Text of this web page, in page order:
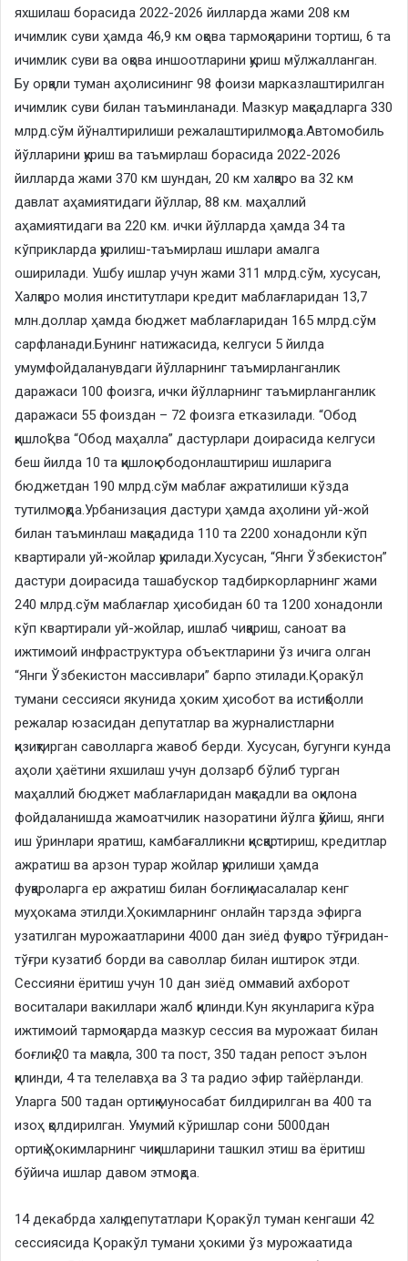
яхшилаш борасида 2022-2026 йилларда жами 208 км
ичимлик суви ҳамда 46,9 км оқова тармоқларини тортиш, 6 та
ичимлик суви ва оқова иншоотларини қуриш мўлжалланган.
Бу орқали туман аҳолисининг 98 фоизи марказлаштирилган
ичимлик суви билан таъминланади. Мазкур мақсадларга 330
млрд.сўм йўналтирилиши режалаштирилмоқда.Автомобиль
йўлларини қуриш ва таъмирлаш борасида 2022-2026
йилларда жами 370 км шундан, 20 км халқаро ва 32 км
давлат аҳамиятидаги йўллар, 88 км. маҳаллий
аҳамиятидаги ва 220 км. ички йўлларда ҳамда 34 та
кўприкларда қурилиш-таъмирлаш ишлари амалга
оширилади. Ушбу ишлар учун жами 311 млрд.сўм, хусусан,
Халқаро молия институтлари кредит маблағларидан 13,7
млн.доллар ҳамда бюджет маблағларидан 165 млрд.сўм
сарфланади.Бунинг натижасида, келгуси 5 йилда
умумфойдаланувдаги йўлларнинг таъмирланганлик
даражаси 100 фоизга, ички йўлларнинг таъмирланганлик
даражаси 55 фоиздан – 72 фоизга етказилади. “Обод
қишлоқ” ва “Обод маҳалла” дастурлари доирасида келгуси
беш йилда 10 та қишлоқ ободонлаштириш ишларига
бюджетдан 190 млрд.сўм маблағ ажратилиши кўзда
тутилмоқда.Урбанизация дастури ҳамда аҳолини уй-жой
билан таъминлаш мақсадида 110 та 2200 хонадонли кўп
квартирали уй-жойлар қурилади.Хусусан, “Янги Ўзбекистон”
дастури доирасида ташабускор тадбиркорларнинг жами
240 млрд.сўм маблағлар ҳисобидан 60 та 1200 хонадонли
кўп квартирали уй-жойлар, ишлаб чиқариш, саноат ва
ижтимоий инфраструктура объектларини ўз ичига олган
“Янги Ўзбекистон массивлари” барпо этилади.Қоракўл
тумани сессияси якунида ҳоким ҳисобот ва истиқболли
режалар юзасидан депутатлар ва журналистларни
қизиқтирган саволларга жавоб берди. Хусусан, бугунги кунда
аҳоли ҳаётини яхшилаш учун долзарб бўлиб турган
маҳаллий бюджет маблағларидан мақсадли ва оқилона
фойдаланишда жамоатчилик назоратини йўлга қўйиш, янги
иш ўринлари яратиш, камбағалликни қисқартириш, кредитлар
ажратиш ва арзон турар жойлар қурилиши ҳамда
фуқароларга ер ажратиш билан боғлиқ масалалар кенг
муҳокама этилди.Ҳокимларнинг онлайн тарзда эфирга
узатилган мурожаатларини 4000 дан зиёд фуқаро тўғридан-
тўғри кузатиб борди ва саволлар билан иштирок этди.
Сессияни ёритиш учун 10 дан зиёд оммавий ахборот
воситалари вакиллари жалб қилинди.Кун якунларига кўра
ижтимоий тармоқларда мазкур сессия ва мурожаат билан
боғлиқ 20 та мақола, 300 та пост, 350 тадан репост эълон
қилинди, 4 та телелавҳа ва 3 та радио эфир тайёрланди.
Уларга 500 тадан ортиқ муносабат билдирилган ва 400 та
изоҳ қолдирилган. Умумий кўришлар сони 5000дан
ортиқ.Ҳокимларнинг чиқишларини ташкил этиш ва ёритиш
бўйича ишлар давом этмоқда.
14 декабрда халқ депутатлари Қоракўл туман кенгаши 42
сессиясида Қоракўл тумани ҳокими ўз мурожаатида